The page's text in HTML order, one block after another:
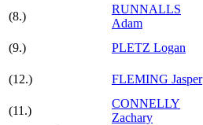
(8.)
RUNNALLS
Adam
(9.) PLETZ Logan
(12.) FLEMING Jasper
(11.)
CONNELLY
Zachary